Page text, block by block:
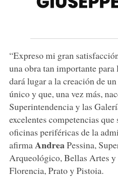
“Expreso mi gran
una obra tan importante
dará lugar a la creación de
único y que, una vez más,
Superintendencia y las
excelentes competencias que
oficinas periféricas de la
afirma AndreaPessina,
Arqueológico, Bellas Artes y
Florencia, Prato y Pistoia.